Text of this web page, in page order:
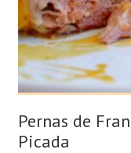
Pernas de
Picada